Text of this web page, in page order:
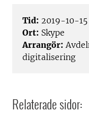
Tid: 2019-10-
Ort: Skype
Arrangör:
digitalisering
Relaterade sidor: